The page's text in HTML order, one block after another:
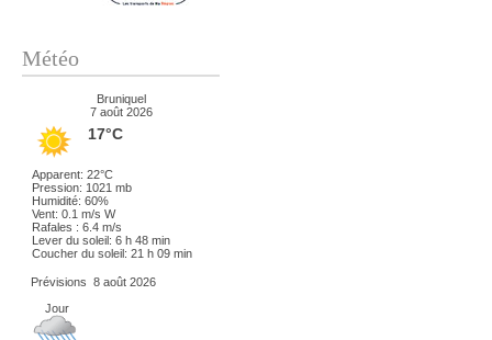
Météo
Bruniquel
7 août 2026
17°C
Apparent: 22°C
Pression: 1021 mb
Humidité: 60%
Vent: 0.1 m/s W
Rafales : 6.4 m/s
Lever du soleil: 6 h 48 min
Coucher du soleil: 21 h 09 min
Prévisions 8 août 2026
Jour